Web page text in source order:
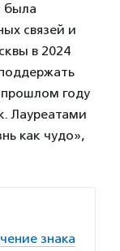
была
связей и
в 2024
году
Лауреатами
как чудо»,
знака